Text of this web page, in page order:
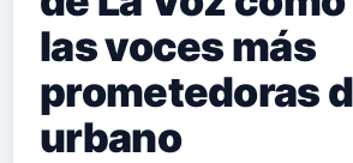
las voces más
prometedoras
urbano